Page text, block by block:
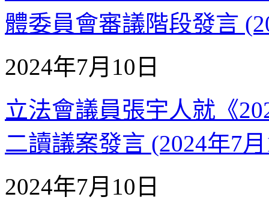
體委員會審議階段發言
2024年7月10日
立法會議員張宇人就《
二讀議案發言 (2024年7
2024年7月10日